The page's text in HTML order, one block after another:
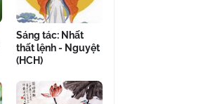
Sáng tác: Nhất
thất lệnh - Nguyệt
(HCH)